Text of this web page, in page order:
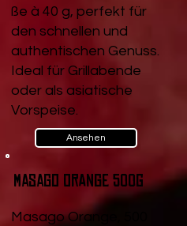
ße à 40 g, perfekt für
den schnellen und
authentischen Genuss.
Ideal für Grillabende
oder als asiatische
Vorspeise.
Ansehen
Masago Orange 500g
Masago Orange, 500